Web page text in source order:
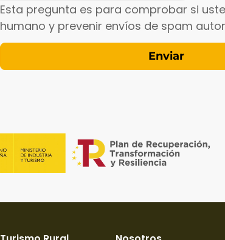
Esta pregunta es para comprobar si
humano y prevenir envíos de spam